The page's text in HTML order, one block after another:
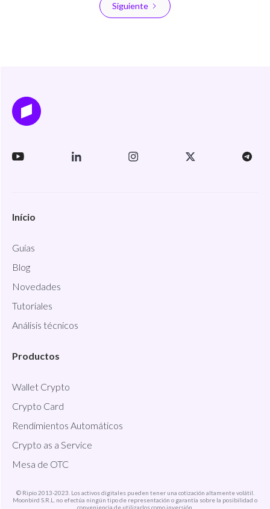
Siguiente
Início
Guías
Blog
Novedades
Tutoriales
Análisis técnicos
Productos
Wallet Crypto
Crypto Card
Rendimientos Automáticos
Crypto as a Service
Mesa de OTC
© Ripio 2013-2023. Los activos digitales pueden tener una cotización altamente volátil.
Moonbird S.R.L. no efectúa ningún tipo de representación o garantía sobre la posibilidad o
conveniencia de utilizarlos como inversión.